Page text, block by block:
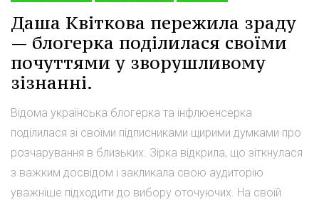
Даша Квіткова пережила зраду
— блогерка поділилася своїми
почуттями у зворушливому
зізнанні.
Відома українська блогерка та інфлюенсерка
поділилася зі своїми підписниками щирими думками про
розчарування в близьких. Зірка відкрила, що зіткнулася
з важким досвідом і закликала свою аудиторію
уважніше підходити до вибору оточуючих. На своїй